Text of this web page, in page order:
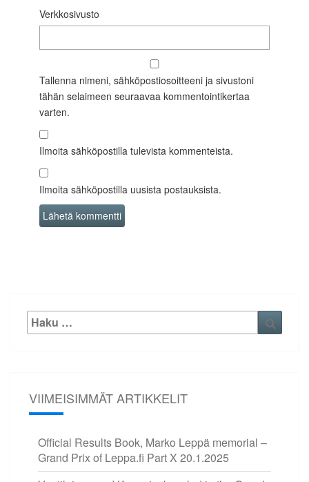
Verkkosivusto
Tallenna nimeni, sähköpostiosoitteeni ja sivustoni
tähän selaimeen seuraavaa kommentointikertaa
varten.
Ilmoita sähköpostilla tulevista kommenteista.
Ilmoita sähköpostilla uusista postauksista.
Etsi:
VIIMEISIMMÄT ARTIKKELIT
Official Results Book, Marko Leppä memorial –
Grand Prix of Leppa.fi Part X 20.1.2025